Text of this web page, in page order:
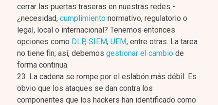
cerrar las puertas traseras en nuestras redes -
¿necesidad, cumplimiento normativo, regulatorio o
legal, local o internacional? Tenemos entonces
opciones como DLP, SIEM, UEM, entre otras. La tarea
no tiene fin; así, debemos gestionar el cambio de
forma continua.
La cadena se rompe por el eslabón más débil. Es
obvio que los ataques se dan contra los
componentes que los hackers han identificado como